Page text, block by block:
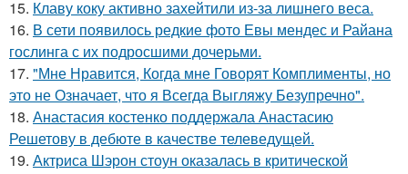
15. Клаву коку активно захейтили из-за лишнего веса.
16. В сети появилось редкие фото Евы мендес и Райана
гослинга с их подросшими дочерьми.
17. "Мне Нравится, Когда мне Говорят Комплименты, но
это не Означает, что я Всегда Выгляжу Безупречно".
18. Анастасия костенко поддержала Анастасию
Решетову в дебюте в качестве телеведущей.
19. Актриса Шэрон стоун оказалась в критической